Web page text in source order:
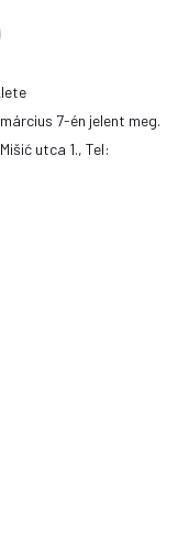
7-én jelent meg.
utca 1., Tel: